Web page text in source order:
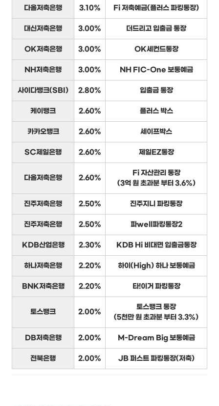
다올저축은행 3.10% Fi 저축예금(플러스 파킹통장)
대신저축은행 3.00% 더드리고 입출금 통장
OK저축은행 3.00% OK세컨드통장
NH저축은행 3.00% NH FIC-One 보통예금
사이다뱅크(SBI) 2.80% 입출금 통장
케이뱅크 2.60% 플러스 박스
카카오뱅크 2.60% 세이프박스
SC제일은행 2.60% 제일EZ통장
다올저축은행 2.60%
Fi 자산관리 통장
(3억 원 초과분 부터 3.6%)
진주저축은행 2.50% 진주지니 파킹통장
진주저축은행 2.50% 파well파킹통장2
KDB산업은행 2.30% KDB Hi 비대면 입출금통장
하나저축은행 2.20% 하이(High) 하나 보통예금
BNK저축은행 2.20% 타!이거 파킹통장
토스뱅크 2.00%
토스뱅크 통장
(5천만 원 초과분 부터 3.3%)
DB저축은행 2.00% M-Dream Big 보통예금
전북은행 2.00% JB 퍼스트 파킹통장(저축)